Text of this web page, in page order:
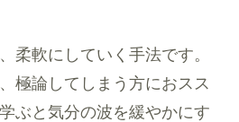
柔軟にしていく手法です。
極論してしまう方におスス
ぶと気分の波を緩やかにす